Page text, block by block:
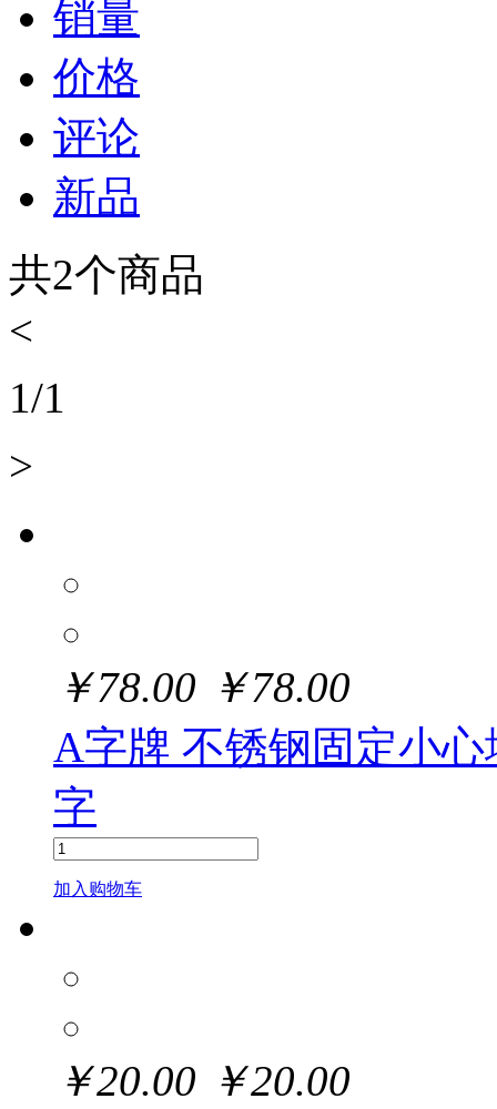
销量
价格
评论
新品
共2个商品
<
1/1
>
￥78.00 ￥78.00
A字牌 不锈钢固定小
字
加入购物车
￥20.00 ￥20.00